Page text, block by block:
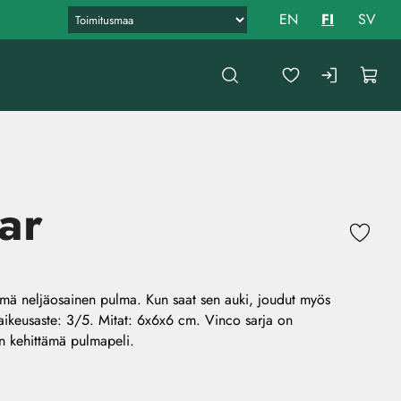
EN FI SV
neljäosainen pulma. Kun saat sen auki, joudut myös
3/5. Mitat: 6x6x6 cm. Vinco sarja on
kehittämä pulmapeli.